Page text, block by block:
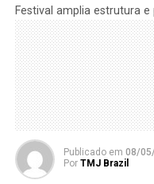
Festival amplia estrutura
Publicado em 08/
Por TMJ Brazil